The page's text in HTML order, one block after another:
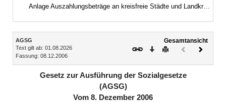
Anlage Auszahlungsbeträge an kreisfreie Städte und Landkreise
Inhalt
AGSG
Text gilt ab: 01.08.2026
Fassung: 08.12.2006
Gesamtansicht
Download
DruckenVorheriges
(inaktiv)
Gesetz zur Ausführung der Sozialgesetze
(AGSG)
Vom 8. Dezember 2006